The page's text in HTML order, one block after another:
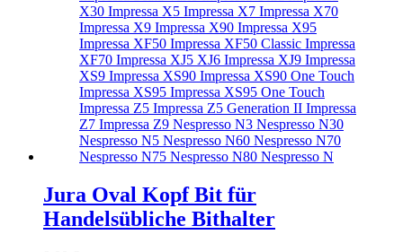
Jura Oval Kopf Bit für
Handelsübliche Bithalter